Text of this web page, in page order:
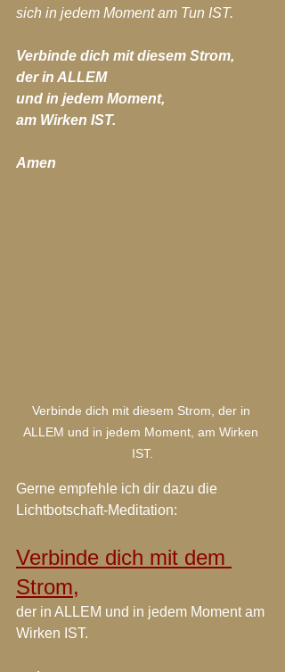
sich in jedem Moment am Tun IST.
Verbinde dich mit diesem Strom,
der in ALLEM
und in jedem Moment,
am Wirken IST.
Amen
Verbinde dich mit diesem Strom, der in
ALLEM und in jedem Moment, am Wirken
IST.
Gerne empfehle ich dir dazu die
Lichtbotschaft-Meditation:
Verbinde dich mit dem
Strom,
der in ALLEM und in jedem Moment am
Wirken IST.